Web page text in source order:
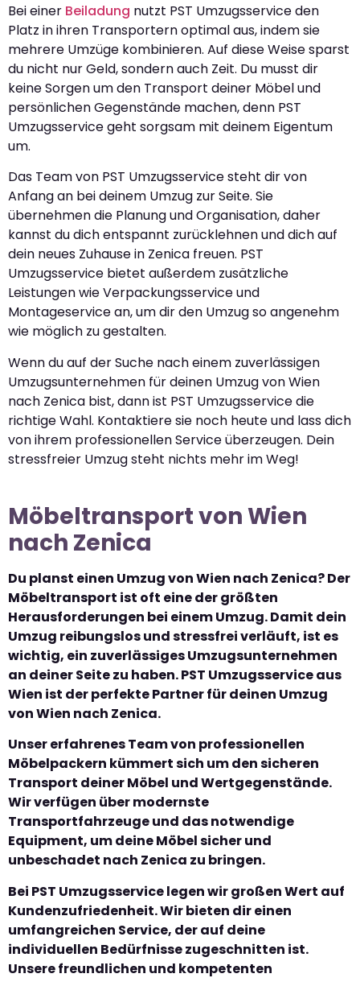
Bei einer Beiladung nutzt PST Umzugsservice den
Platz in ihren Transportern optimal aus, indem sie
mehrere Umzüge kombinieren. Auf diese Weise sparst
du nicht nur Geld, sondern auch Zeit. Du musst dir
keine Sorgen um den Transport deiner Möbel und
persönlichen Gegenstände machen, denn PST
Umzugsservice geht sorgsam mit deinem Eigentum
um.
Das Team von PST Umzugsservice steht dir von
Anfang an bei deinem Umzug zur Seite. Sie
übernehmen die Planung und Organisation, daher
kannst du dich entspannt zurücklehnen und dich auf
dein neues Zuhause in Zenica freuen. PST
Umzugsservice bietet außerdem zusätzliche
Leistungen wie Verpackungsservice und
Montageservice an, um dir den Umzug so angenehm
wie möglich zu gestalten.
Wenn du auf der Suche nach einem zuverlässigen
Umzugsunternehmen für deinen Umzug von Wien
nach Zenica bist, dann ist PST Umzugsservice die
richtige Wahl. Kontaktiere sie noch heute und lass dich
von ihrem professionellen Service überzeugen. Dein
stressfreier Umzug steht nichts mehr im Weg!
Möbeltransport von Wien
nach Zenica
Du planst einen Umzug von Wien nach Zenica? Der
Möbeltransport ist oft eine der größten
Herausforderungen bei einem Umzug. Damit dein
Umzug reibungslos und stressfrei verläuft, ist es
wichtig, ein zuverlässiges Umzugsunternehmen
an deiner Seite zu haben. PST Umzugsservice aus
Wien ist der perfekte Partner für deinen Umzug
von Wien nach Zenica.
Unser erfahrenes Team von professionellen
Möbelpackern kümmert sich um den sicheren
Transport deiner Möbel und Wertgegenstände.
Wir verfügen über modernste
Transportfahrzeuge und das notwendige
Equipment, um deine Möbel sicher und
unbeschadet nach Zenica zu bringen.
Bei PST Umzugsservice legen wir großen Wert auf
Kundenzufriedenheit. Wir bieten dir einen
umfangreichen Service, der auf deine
individuellen Bedürfnisse zugeschnitten ist.
Unsere freundlichen und kompetenten